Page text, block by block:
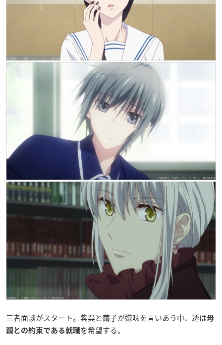
三者面談がスタート。紫呉と繭子が嫌味を言いあう中、透は母
親との約束である就職を希望する。